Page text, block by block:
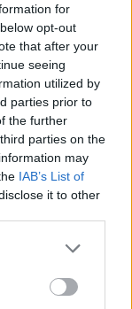
for
opt-out
that after your
seeing
utilized by
parties prior to
the further
parties on the
may
IAB’s List of
it to other
és
– így
az FK
s